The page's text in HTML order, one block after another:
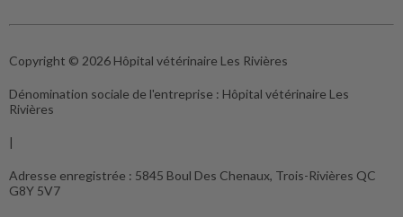
Copyright © 2026 Hôpital vétérinaire Les Rivières
Dénomination sociale de l'entreprise : Hôpital vétérinaire Les
Rivières
|
Adresse enregistrée : 5845 Boul Des Chenaux, Trois-Rivières QC
G8Y 5V7